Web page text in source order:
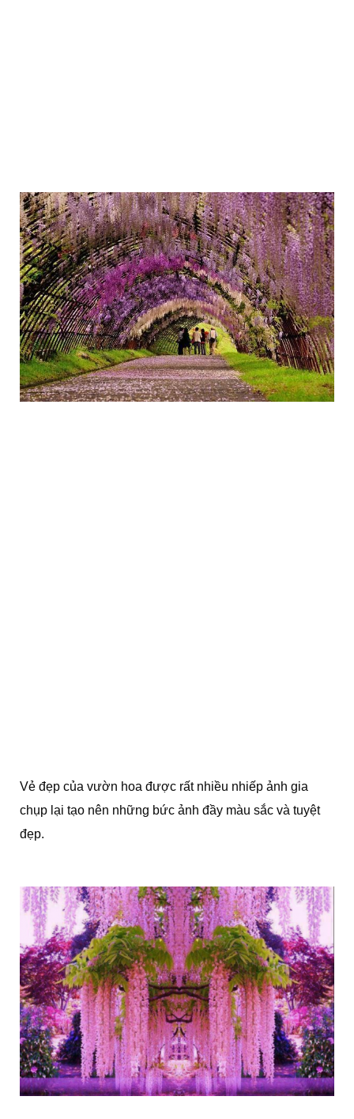
Vẻ đẹp của vườn hoa được rất nhiều nhiếp ảnh gia
chụp lại tạo nên những bức ảnh đầy màu sắc và tuyệt
đẹp.